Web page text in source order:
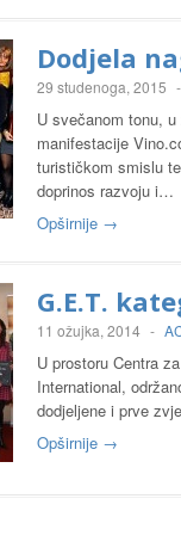
Dodjela
29 studenoga, 2015 -
U svečanom tonu,
manifestacije
turističkom smislu
doprinos razvoju i…
Opširnije →
G.E.T.
11 ožujka, 2014 -
​U prostoru Centra
International,
dodjeljene i prve
Opširnije →